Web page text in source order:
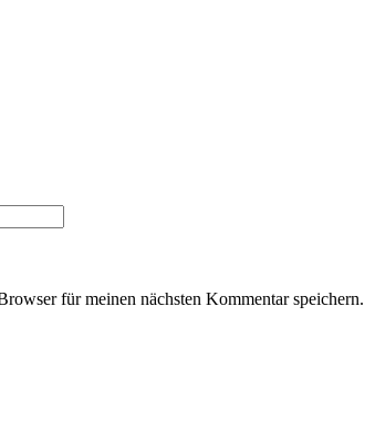
für meinen nächsten Kommentar speichern.